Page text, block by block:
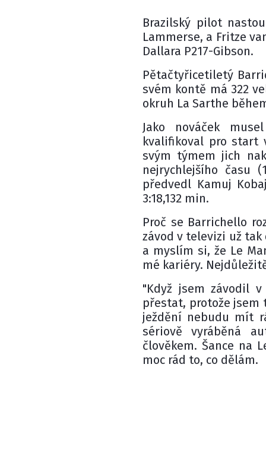
Brazilský pilot
Lammerse, a Fritze
Dallara P217-Gibson.
Pětačtyřicetiletý
svém kontě má 322
okruh La Sarthe
Jako nováček
kvalifikoval pro start
svým týmem jich
nejrychlejšího času
předvedl Kamuj
3:18,132 min.
Proč se Barrichello
závod v televizi už
a myslím si, že Le
mé kariéry.
"Když jsem závodil
přestat, protože jsem
ježdění nebudu mít
sériově vyráběná
člověkem. Šance na
moc rád to, co dělám.